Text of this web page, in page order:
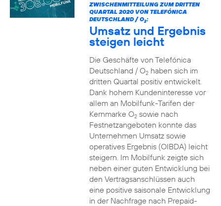
ZWISCHENMITTEILUNG ZUM DRITTEN
QUARTAL 2020 VON TELEFÓNICA
DEUTSCHLAND / O2:
Umsatz und Ergebnis
steigen leicht
Die Geschäfte von Telefónica
Deutschland / O2haben sich im
dritten Quartal positiv entwickelt.
Dank hohem Kundeninteresse vor
allem an Mobilfunk-Tarifen der
Kernmarke O2sowie nach
Festnetzangeboten konnte das
Unternehmen Umsatz sowie
operatives Ergebnis (OIBDA) leicht
steigern. Im Mobilfunk zeigte sich
neben einer guten Entwicklung bei
den Vertragsanschlüssen auch
eine positive saisonale Entwicklung
in der Nachfrage nach Prepaid-